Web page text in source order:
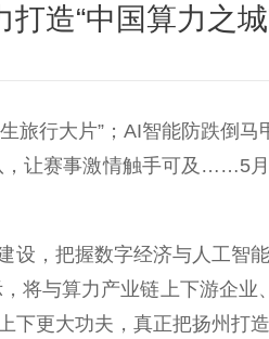
造“中国算力之城
行大片”；AI智能防跌倒马
，让赛事激情触手可及……5
，把握数字经济与人工智
与算力产业链上下游企业
更大功夫，真正把扬州打造